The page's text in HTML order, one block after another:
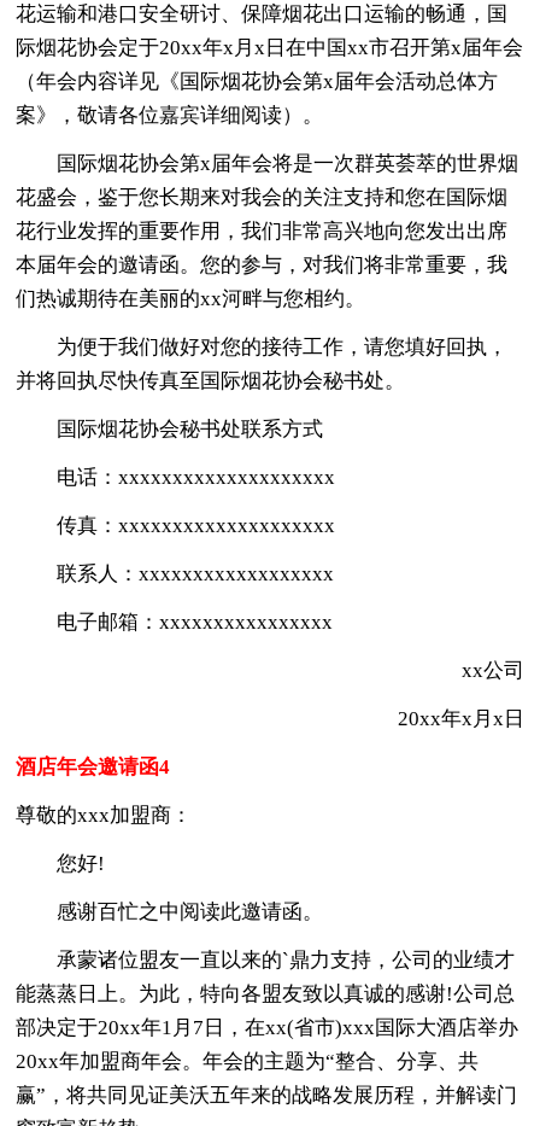
花运输和港口安全研讨、保障烟花出口运输的畅通，国
际烟花协会定于20xx年x月x日在中国xx市召开第x届年会
（年会内容详见《国际烟花协会第x届年会活动总体方
案》，敬请各位嘉宾详细阅读）。
国际烟花协会第x届年会将是一次群英荟萃的世界烟
花盛会，鉴于您长期来对我会的关注支持和您在国际烟
花行业发挥的重要作用，我们非常高兴地向您发出出席
本届年会的邀请函。您的参与，对我们将非常重要，我
们热诚期待在美丽的xx河畔与您相约。
为便于我们做好对您的接待工作，请您填好回执，
并将回执尽快传真至国际烟花协会秘书处。
国际烟花协会秘书处联系方式
电话：xxxxxxxxxxxxxxxxxxxx
传真：xxxxxxxxxxxxxxxxxxxx
联系人：xxxxxxxxxxxxxxxxxx
电子邮箱：xxxxxxxxxxxxxxxx
xx公司
20xx年x月x日
酒店年会邀请函4
尊敬的xxx加盟商：
您好!
感谢百忙之中阅读此邀请函。
承蒙诸位盟友一直以来的`鼎力支持，公司的业绩才
能蒸蒸日上。为此，特向各盟友致以真诚的感谢!公司总
部决定于20xx年1月7日，在xx(省市)xxx国际大酒店举办
20xx年加盟商年会。年会的主题为“整合、分享、共
赢”，将共同见证美沃五年来的战略发展历程，并解读门